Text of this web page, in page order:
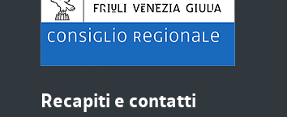
Recapiti e contatti